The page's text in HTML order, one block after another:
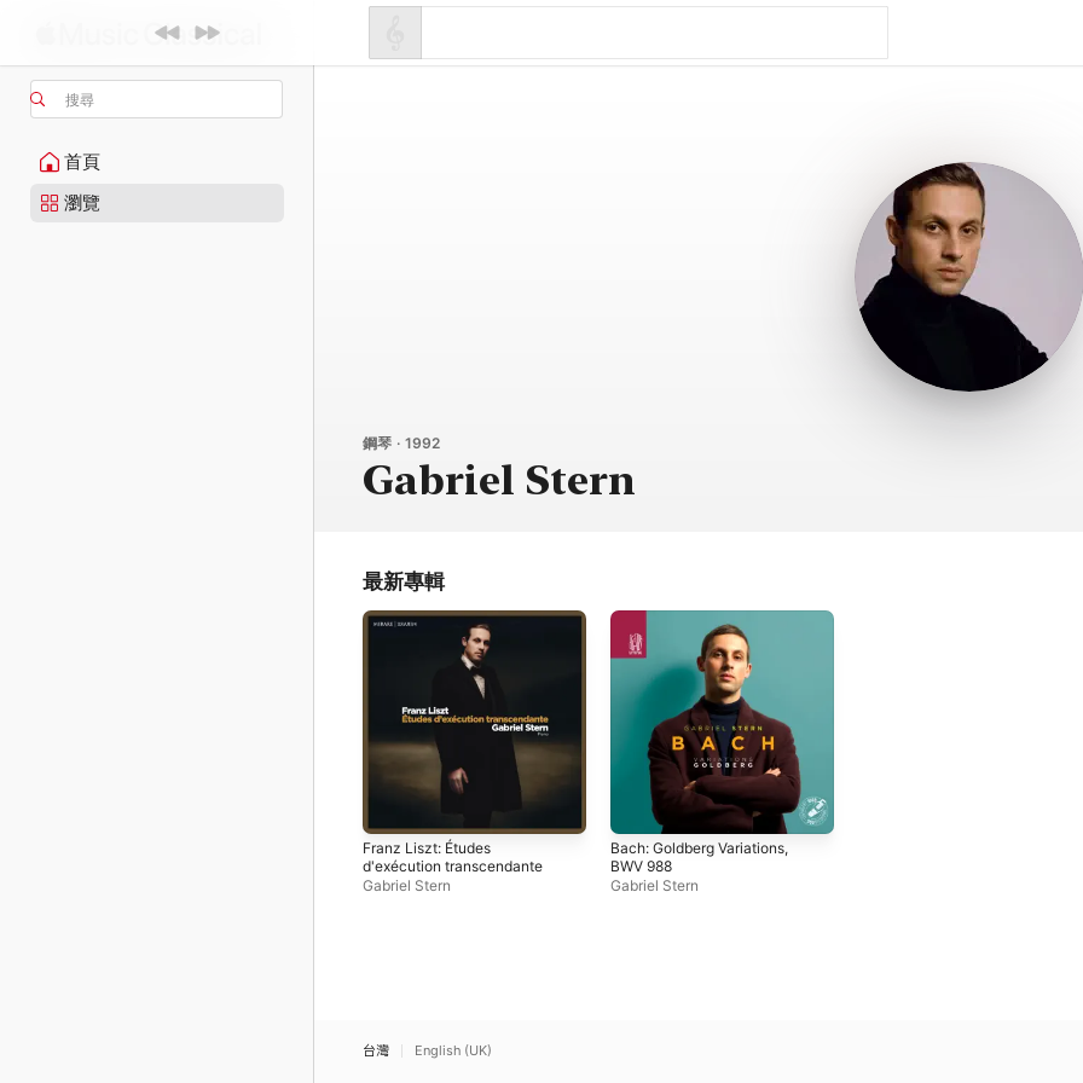
搜尋
首頁
瀏覽
鋼琴 · 1992
Gabriel Stern
最新專輯
Franz Liszt: Études
d'exécution transcendante
Gabriel Stern
Bach: Goldberg Variations,
BWV 988
Gabriel Stern
台灣 English (UK)